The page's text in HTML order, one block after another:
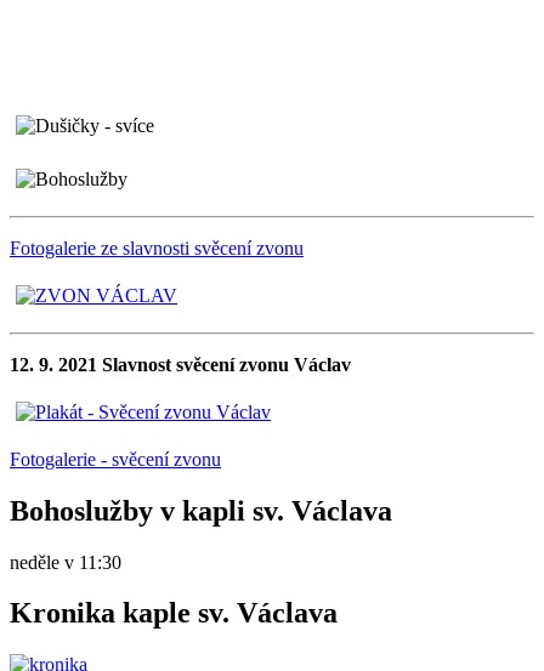
Fotogalerie ze slavnosti svěcení zvonu
12. 9. 2021 Slavnost svěcení zvonu Václav
Fotogalerie - svěcení zvonu
Bohoslužby v kapli sv. Václava
neděle v 11:30
Kronika kaple sv. Václava